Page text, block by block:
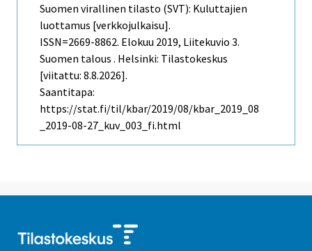
Suomen virallinen tilasto (SVT): Kuluttajien
luottamus [verkkojulkaisu].
ISSN=2669-8862. Elokuu 2019, Liitekuvio 3.
Suomen talous . Helsinki: Tilastokeskus
[viitattu: 8.8.2026].
Saantitapa:
https://stat.fi/til/kbar/2019/08/kbar_2019_08
_2019-08-27_kuv_003_fi.html